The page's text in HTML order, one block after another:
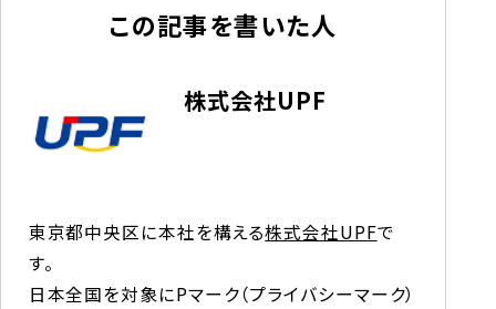
この記事を書いた人
株式会社UPF
東京都中央区に本社を構える株式会社UPFで
す。
日本全国を対象にPマーク（プライバシーマーク）